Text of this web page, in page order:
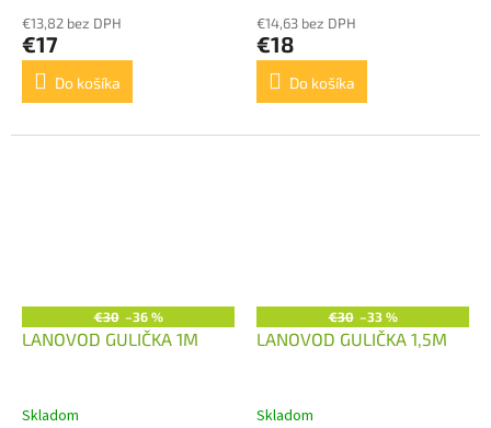
€13,82 bez DPH
€17
Do košíka
€14,63 bez DPH
€18
Do košíka
€30 –36 %
LANOVOD GULIČKA 1M
Skladom
€30 –33 %
LANOVOD GULIČKA 1,5M
Skladom